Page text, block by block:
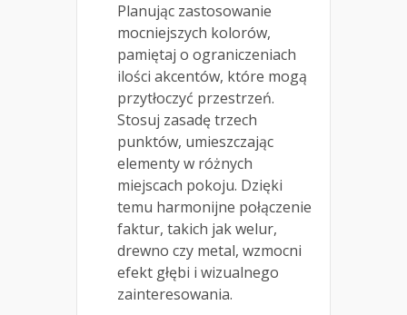
Planując zastosowanie
mocniejszych kolorów,
pamiętaj o ograniczeniach
ilości akcentów, które mogą
przytłoczyć przestrzeń.
Stosuj zasadę trzech
punktów, umieszczając
elementy w różnych
miejscach pokoju. Dzięki
temu harmonijne połączenie
faktur, takich jak welur,
drewno czy metal, wzmocni
efekt głębi i wizualnego
zainteresowania.